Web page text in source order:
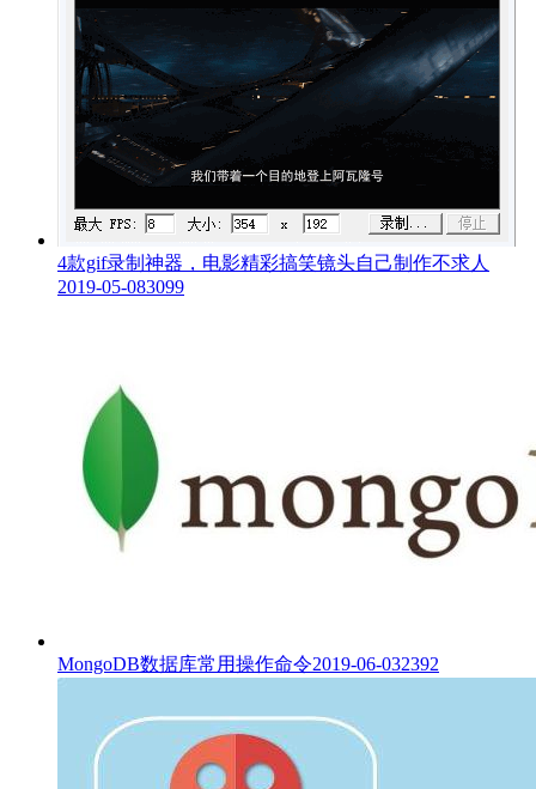
4款gif录制神器，电影精彩搞笑镜头自己制作不求人
2019-05-083099
MongoDB数据库常用操作命令2019-06-032392